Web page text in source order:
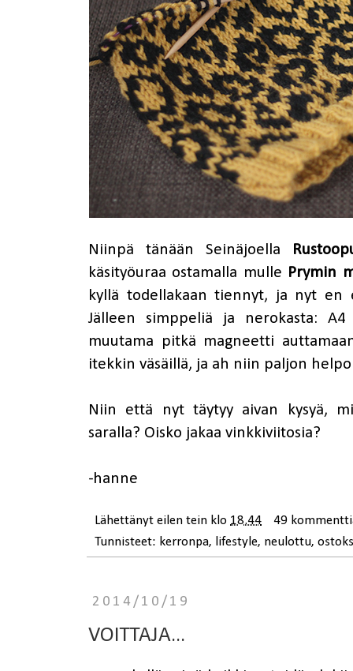
Niinpä tänään Seinäjoella
käsityöuraa ostamalla mulle Prymin
kyllä todellakaan tiennyt, ja nyt
Jälleen simppeliä ja nerokasta:
muutama pitkä magneetti
itekkin väsäillä, ja ah niin paljon
Niin että nyt täytyy aivan kysyä,
saralla? Oisko jakaa vinkkiviitosia?
-hanne
Lähettänyt eilen tein klo 18.44
49
Tunnisteet: kerronpa, lifestyle, neulottu,
2014/10/19
VOITTAJA...